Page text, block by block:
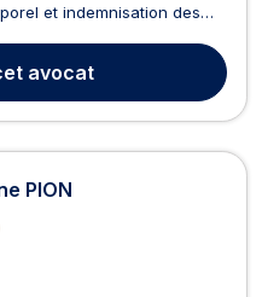
et indemnisation des
relatives au divorce à
avocat
PION